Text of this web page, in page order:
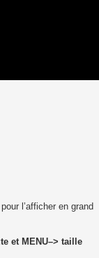
l’afficher en grand
et MENU–> taille